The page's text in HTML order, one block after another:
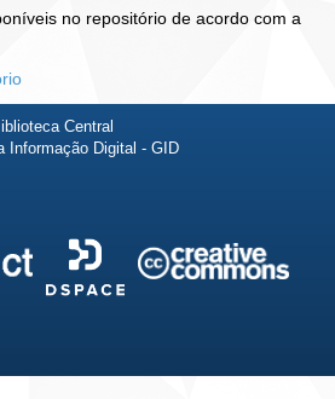
no repositório de acordo com a
Central
Informação Digital - GID